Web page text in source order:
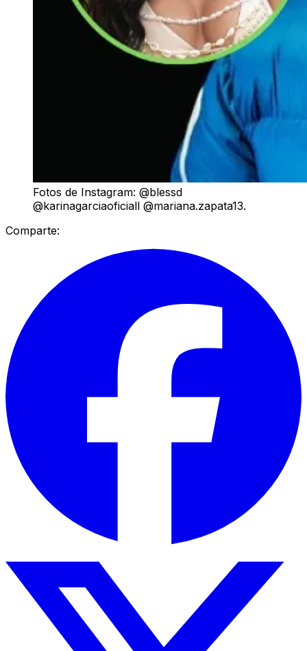
Fotos de Instagram: @blessd
@karinagarciaoficiall @mariana.zapata13.
Comparte: